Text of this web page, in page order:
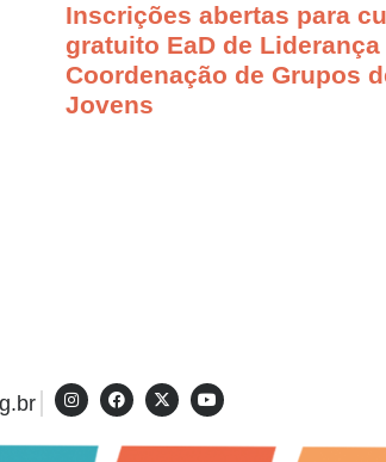
Inscrições abertas para
gratuito EaD de Liderança
Coordenação de Grupos
Jovens